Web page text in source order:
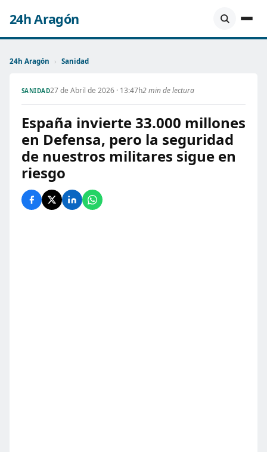
24h Aragón
24h Aragón › Sanidad
SANIDAD27 de Abril de 2026 · 13:47h2 min de lectura
España invierte 33.000 millones
en Defensa, pero la seguridad
de nuestros militares sigue en
riesgo